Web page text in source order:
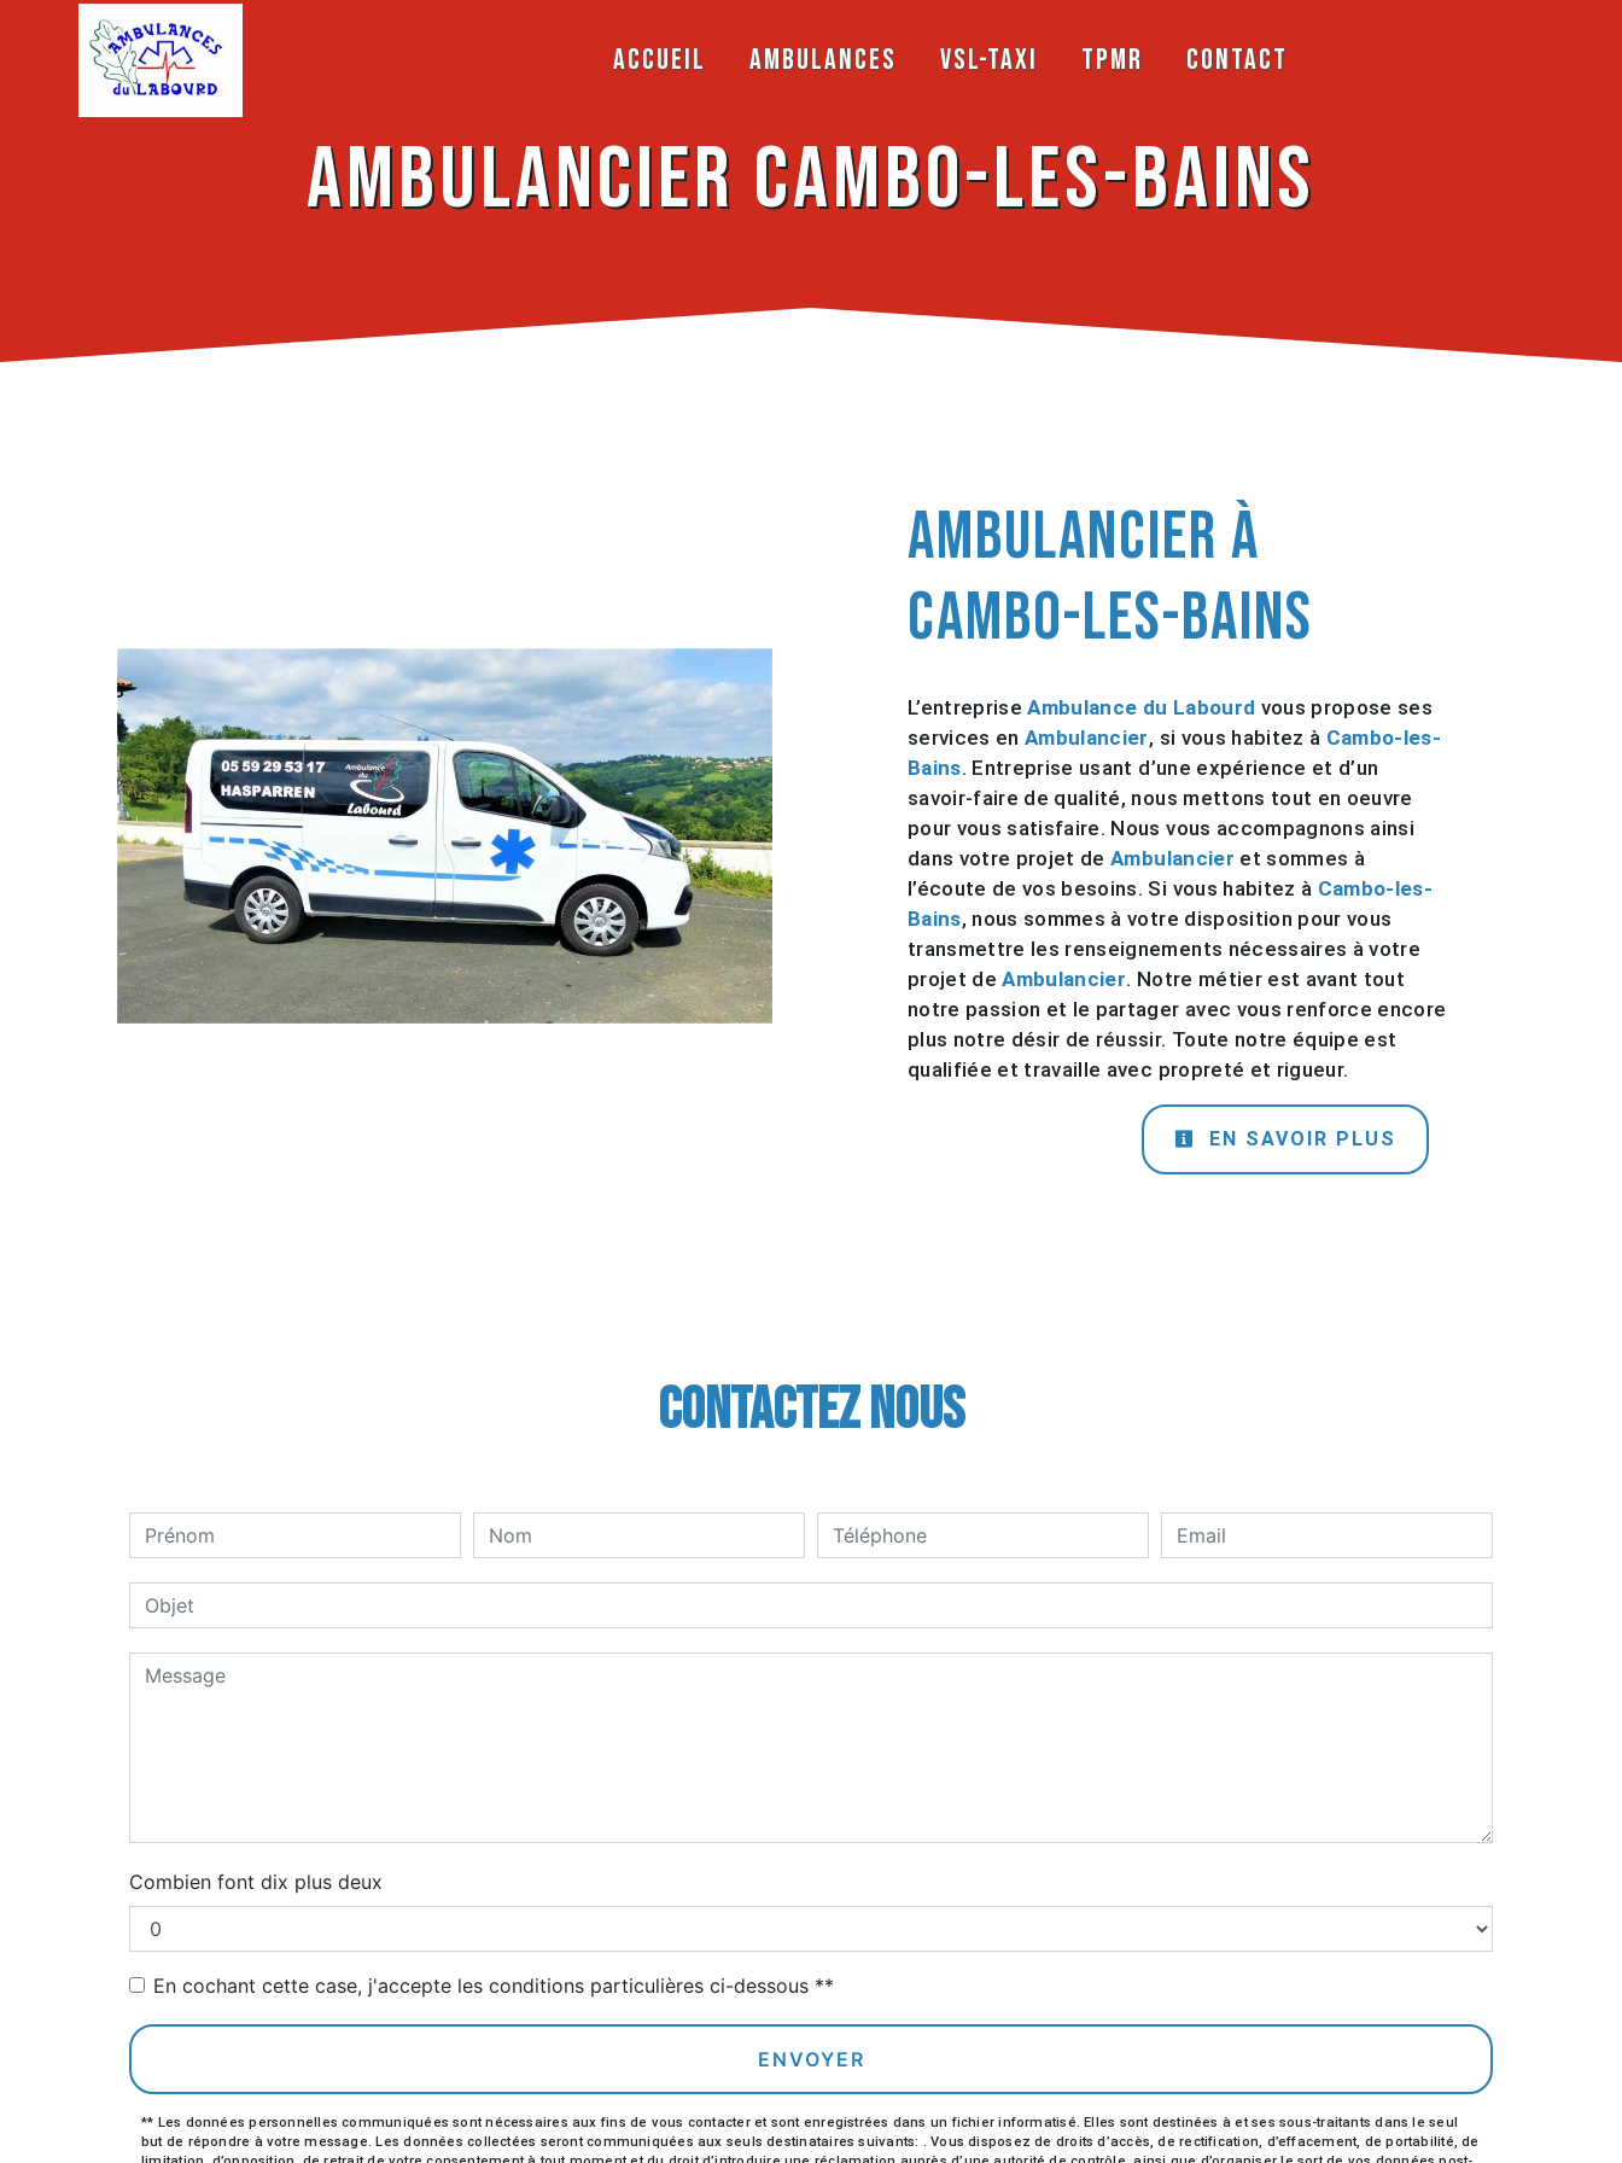
Accueil Ambulances VSL-Taxi TPMR Contact
Ambulancier Cambo-les-Bains
Ambulancier à
Cambo-les-Bains
L’entrepriseAmbulance du Labourd vous propose ses
services enAmbulancier, si vous habitez à Cambo-les-
Bains. Entreprise usant d’une expérience et d’un
savoir-faire de qualité, nous mettons tout en oeuvre
pour vous satisfaire. Nous vous accompagnons ainsi
dans votre projet deAmbulancier et sommes à
l’écoute de vos besoins. Si vous habitez à Cambo-les-
Bains, nous sommes à votre disposition pour vous
transmettre les renseignements nécessaires à votre
projet deAmbulancier. Notre métier est avant tout
notre passion et le partager avec vous renforce encore
plus notre désir de réussir. Toute notre équipe est
qualifiée et travaille avec propreté et rigueur.
EN SAVOIR PLUS
Contactez nous
Combien font dix plus deux
En cochant cette case, j'accepte les conditions particulières ci-dessous **
ENVOYER
** Les données personnelles communiquées sont nécessaires aux fins de vous contacter et sont enregistrées dans un fichier informatisé. Elles sont destinées à et ses sous-traitants dans le seul
but de répondre à votre message. Les données collectées seront communiquées aux seuls destinataires suivants: . Vous disposez de droits d’accès, de rectification, d’effacement, de portabilité, de
Panneau de gestion des cookies